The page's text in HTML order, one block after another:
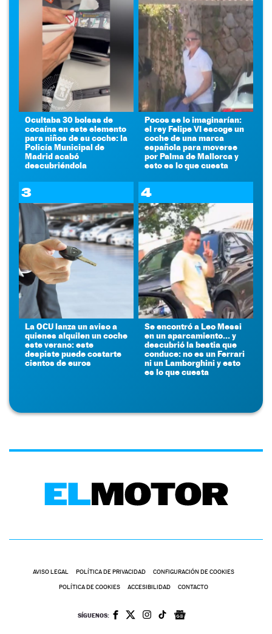
Ocultaba 30 bolsas de
cocaína en este elemento
para niños de su coche: la
Policía Municipal de
Madrid acabó
descubriéndola
Pocos se lo imaginarían:
el rey Felipe VI escoge un
coche de una marca
española para moverse
por Palma de Mallorca y
esto es lo que cuesta
3
La OCU lanza un aviso a
quienes alquilen un coche
este verano: este
despiste puede costarte
cientos de euros
4
Se encontró a Leo Messi
en un aparcamiento... y
descubrió la bestia que
conduce: no es un Ferrari
ni un Lamborghini y esto
es lo que cuesta
AVISO LEGAL POLÍTICA DE PRIVACIDAD CONFIGURACIÓN DE COOKIES
POLÍTICA DE COOKIES ACCESIBILIDAD CONTACTO
SÍGUENOS: